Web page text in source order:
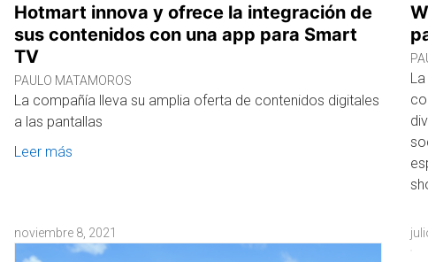
Hotmart innova y ofrece la integración de
sus contenidos con una app para Smart
TV
PAULO MATAMOROS
La compañía lleva su amplia oferta de contenidos digitales
a las pantallas
Leer más
noviembre 8, 2021